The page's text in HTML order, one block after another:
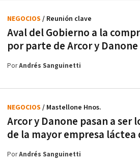
Aval del Gobierno a la
por parte de Arcor y Danone
NEGOCIOS / Reunión clave
PorAndrés Sanguinetti
Arcor y Danone pasan a ser
de la mayor empresa
NEGOCIOS / Mastellone Hnos.
PorAndrés Sanguinetti